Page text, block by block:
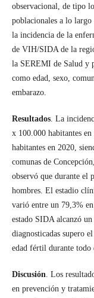
observacional, de tipo
poblacionales a lo
la incidencia de la
de VIH/SIDA de la
la SEREMI de Salud y
como edad, sexo,
embarazo.
Resultados. La
x 100.000 habitantes
habitantes en 2020,
comunas de
observó que durante el
hombres. El estadio
varió entre un 79,3%
estado SIDA alcanzó
diagnosticadas supero
edad fértil durante todo
Discusión. Los
en prevención y